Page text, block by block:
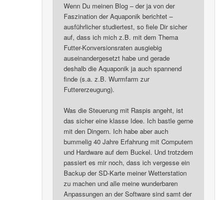
Wenn Du meinen Blog – der ja von der
Faszination der Aquaponik berichtet –
ausführlicher studiertest, so fiele Dir sicher
auf, dass ich mich z.B. mit dem Thema
Futter-Konversionsraten ausgiebig
auseinandergesetzt habe und gerade
deshalb die Aquaponik ja auch spannend
finde (s.a. z.B. Wurmfarm zur
Futtererzeugung).
Was die Steuerung mit Raspis angeht, ist
das sicher eine klasse Idee. Ich bastle gerne
mit den Dingern. Ich habe aber auch
bummelig 40 Jahre Erfahrung mit Computern
und Hardware auf dem Buckel. Und trotzdem
passiert es mir noch, dass ich vergesse ein
Backup der SD-Karte meiner Wetterstation
zu machen und alle meine wunderbaren
Anpassungen an der Software sind samt der